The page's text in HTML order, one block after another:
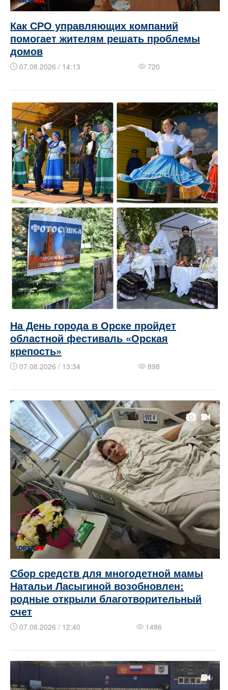
Как СРО управляющих компаний
помогает жителям решать проблемы
домов
07.08.2026 / 14:13 720
На День города в Орске пройдет
областной фестиваль «Орская
крепость»
07.08.2026 / 13:34 898
Сбор средств для многодетной мамы
Натальи Ласыгиной возобновлен:
родные открыли благотворительный
счет
07.08.2026 / 12:40 1486